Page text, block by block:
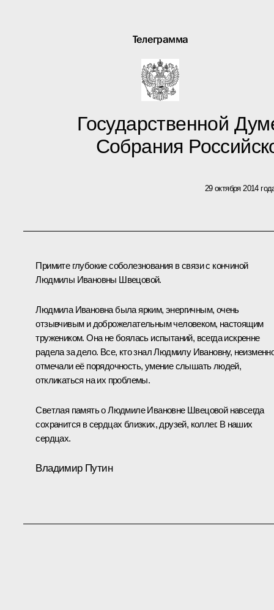
Телеграмма
Государственной
Собрания
29 октября 2014
Примите глубокие соболезнования в связи с кончиной
Людмилы Ивановны Швецовой.
Людмила Ивановна была ярким, энергичным, очень
отзывчивым и доброжелательным человеком, настоящим
тружеником. Она не боялась испытаний, всегда искренне
радела за дело. Все, кто знал Людмилу Ивановну,
отмечали её порядочность, умение слышать людей,
откликаться на их проблемы.
Светлая память о Людмиле Ивановне Швецовой навсегда
сохранится в сердцах близких, друзей, коллег. В наших
сердцах.
Владимир Путин